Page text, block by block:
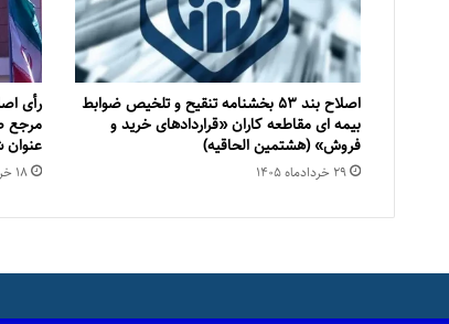
اصلاح بند ۵۳ بخشنامه تنقیح و تلخیص ضوابط
بیمه ای مقاطعه کاران «قراردادهای خرید و
فروش» (هشتمین الحاقیه)
۲۹ خرداد‌ماه ۱۴۰۵
رأی
مرجع
عنوان
۱۸ خرداد‌ماه ۱۴۰۵